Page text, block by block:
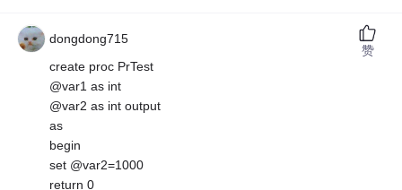
dongdong715
create proc PrTest
@var1 as int
@var2 as int output
as
begin
set @var2=1000
return 0
赞